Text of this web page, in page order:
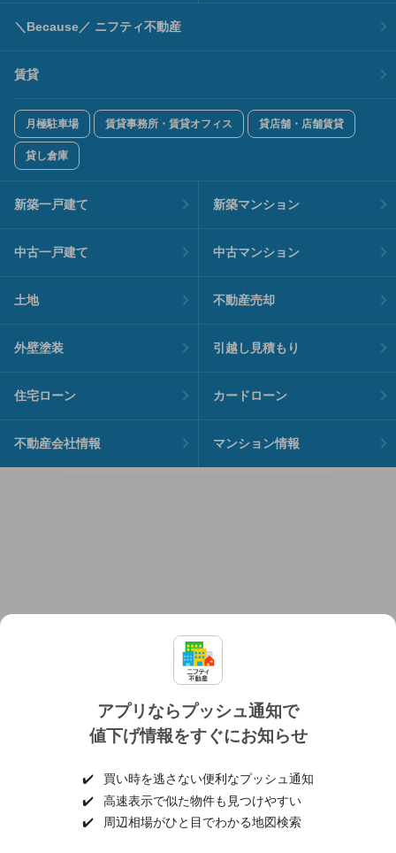
アプリならプッシュ通知で
値下げ情報をすぐにお知らせ
✔️
買い時を逃さない便利なプッシュ通知
✔️
高速表示で似た物件も見つけやすい
✔️
周辺相場がひと目でわかる地図検索
＼Because／ ニフティ不動産
賃貸
月極駐車場 賃貸事務所・賃貸オフィス 貸店舗・店舗賃貸
貸し倉庫
新築一戸建て 新築マンション
中古一戸建て 中古マンション
土地 不動産売却
外壁塗装 引越し見積もり
住宅ローン カードローン
不動産会社情報 マンション情報
個人情報保護ポリシー 利用規約
ヘルプ・お問い合わせ 採用情報